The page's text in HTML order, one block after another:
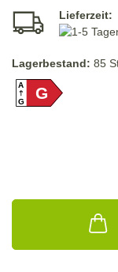
Lieferzeit:
Lagerbestand: 85
A
GG